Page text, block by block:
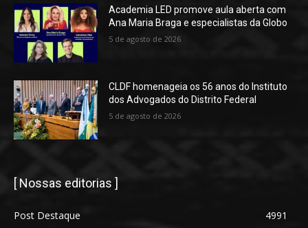
Academia LED promove aula aberta com
Ana Maria Braga e especialistas da Globo
5 de agosto de 2026
CLDF homenageia os 56 anos do Instituto
dos Advogados do Distrito Federal
5 de agosto de 2026
[ Nossas editorias ]
Post Destaque
4991